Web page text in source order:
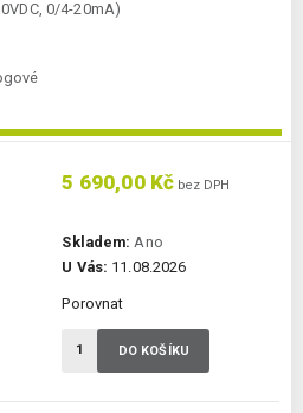
0/4-20mA)
5 690,00 Kč bez DPH
Skladem: Ano
U Vás: 11.08.2026
Porovnat
DO KOŠÍKU